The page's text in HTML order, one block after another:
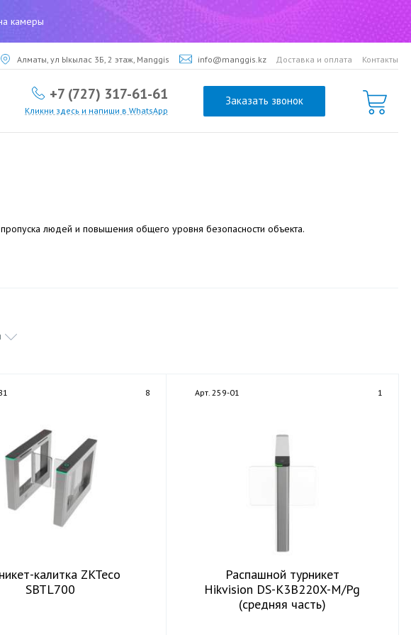
камеры
Алматы, ул Ыкылас 3Б, 2 этаж, Manggis info@manggis.kz Доставка и оплата Контакты
+7 (727) 317-61-61
Кликни здесь и напиши в WhatsApp
Заказать звонок
людей и повышения общего уровня безопасности объекта.
8
калитка ZKTeco
SBTL700
Арт. 259-01 1
Распашной турникет
Hikvision DS-K3B220X-M/Pg
(средняя часть)